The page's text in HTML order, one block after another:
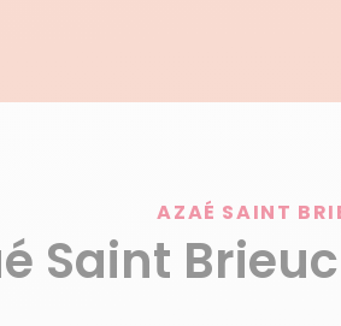
AZAÉ SAINT
Saint